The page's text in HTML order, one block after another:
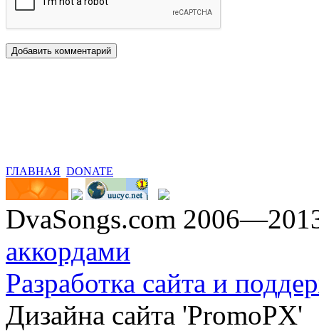
ГЛАВНАЯ DONATE
DvaSongs.com
аккордами
Разработка сайта и
Дизайна сайта 'PromoPX'